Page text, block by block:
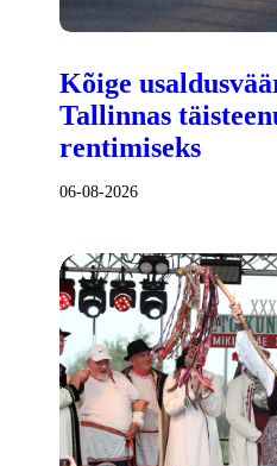
Kõige
Tallinnas
rentimiseks
06-08-2026